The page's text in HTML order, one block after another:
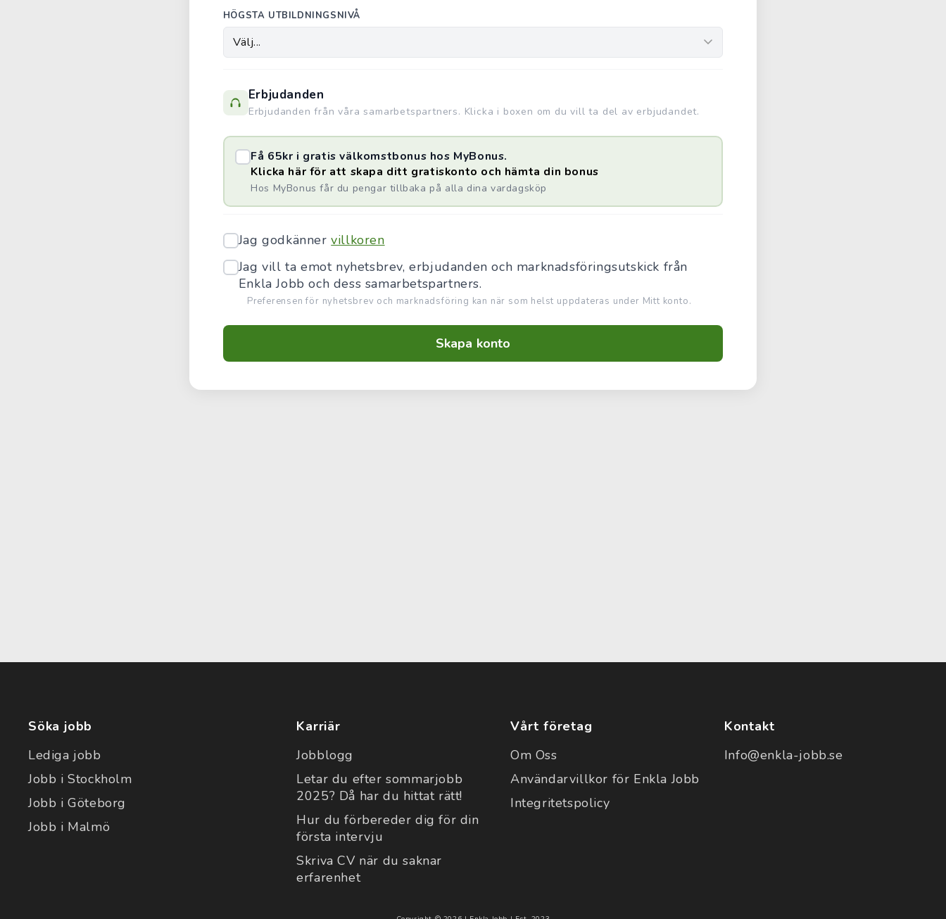
HÖGSTA UTBILDNINGSNIVÅ
Erbjudanden
Erbjudanden från våra samarbetspartners. Klicka i boxen om du vill ta del av erbjudandet.
Få 65kr i gratis välkomstbonus hos MyBonus.
Klicka här för att skapa ditt gratiskonto och hämta din bonus
Hos MyBonus får du pengar tillbaka på alla dina vardagsköp
Jag godkännervillkoren
Jag vill ta emot nyhetsbrev, erbjudanden och marknadsföringsutskick från
Enkla Jobb och dess samarbetspartners.
Preferensen för nyhetsbrev och marknadsföring kan när som helst uppdateras under Mitt konto.
Söka jobb
Lediga jobb
Jobb i Stockholm
Jobb i Göteborg
Jobb i Malmö
Karriär
Jobblogg
Letar du efter sommarjobb
2025? Då har du hittat rätt!
Hur du förbereder dig för din
första intervju
Skriva CV när du saknar
erfarenhet
Vårt företag
Om Oss
Användarvillkor för Enkla Jobb
Integritetspolicy
Kontakt
Info@enkla-jobb.se